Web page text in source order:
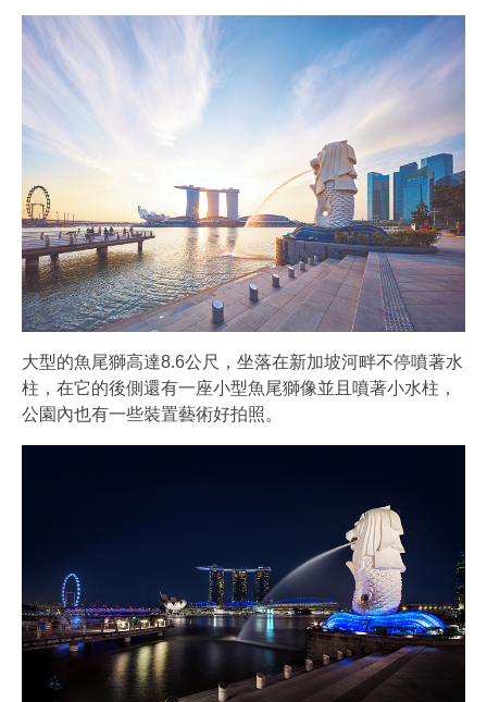
大型的魚尾獅高達8.6公尺，坐落在新加坡河畔不停噴著水
柱，在它的後側還有一座小型魚尾獅像並且噴著小水柱，
公園內也有一些裝置藝術好拍照。